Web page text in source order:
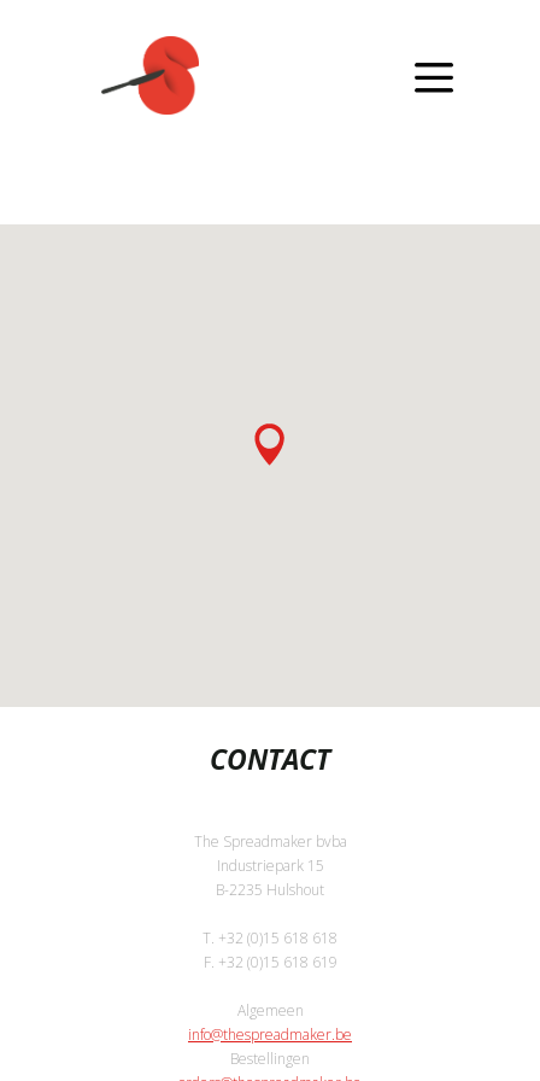
CONTACT
The Spreadmaker bvba
Industriepark 15
B-2235 Hulshout
T. +32 (0)15 618 618
F. +32 (0)15 618 619
Algemeen
info@thespreadmaker.be
Bestellingen